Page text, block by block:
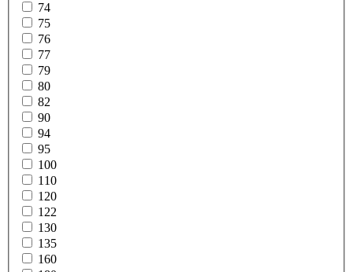
74
75
76
77
79
80
82
90
94
95
100
110
120
122
130
135
160